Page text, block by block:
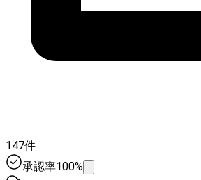
147件
承認率100%